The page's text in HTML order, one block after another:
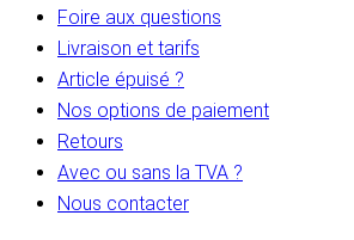
Foire aux questions
Livraison et tarifs
Article épuisé ?
Nos options de paiement
Retours
Avec ou sans la TVA ?
Nous contacter